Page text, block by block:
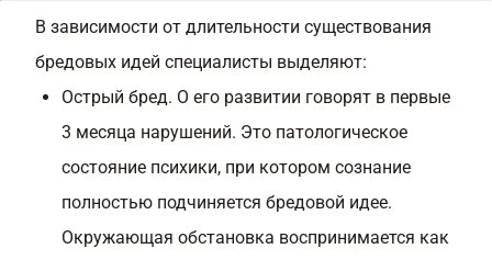
В зависимости от длительности существования
бредовых идей специалисты выделяют:
Острый бред. О его развитии говорят в первые
3 месяца нарушений. Это патологическое
состояние психики, при котором сознание
полностью подчиняется бредовой идее.
Окружающая обстановка воспринимается как